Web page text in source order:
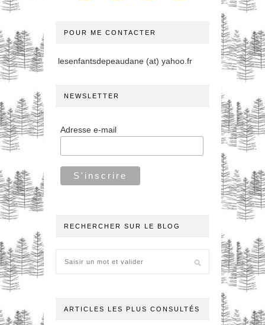
POUR ME CONTACTER
lesenfantsdepeaudane (at) yahoo.fr
NEWSLETTER
Adresse e-mail
RECHERCHER SUR LE BLOG
ARTICLES LES PLUS CONSULTÉS